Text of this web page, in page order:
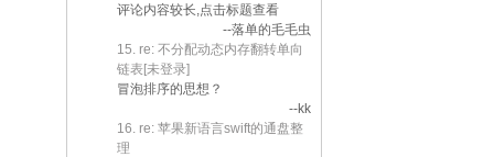
评论内容较长,点击标题查看
--落单的毛毛虫
15. re: 不分配动态内存翻转单向
链表[未登录]
冒泡排序的思想？
--kk
16. re: 苹果新语言swift的通盘整
理